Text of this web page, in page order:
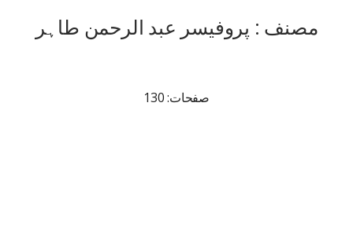
مصنف : پروفیسر عبد الرحمن طاہر
صفحات: 130